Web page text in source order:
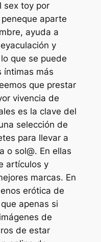
sex toy por
aparte
ayuda a
y
que se puede
íntimas más
que prestar
vivencia de
es la clave del
selección de
para llevar a
o sol@. En ellas
artículos y
marcas. En
erótica de
apenas si
de
de estar